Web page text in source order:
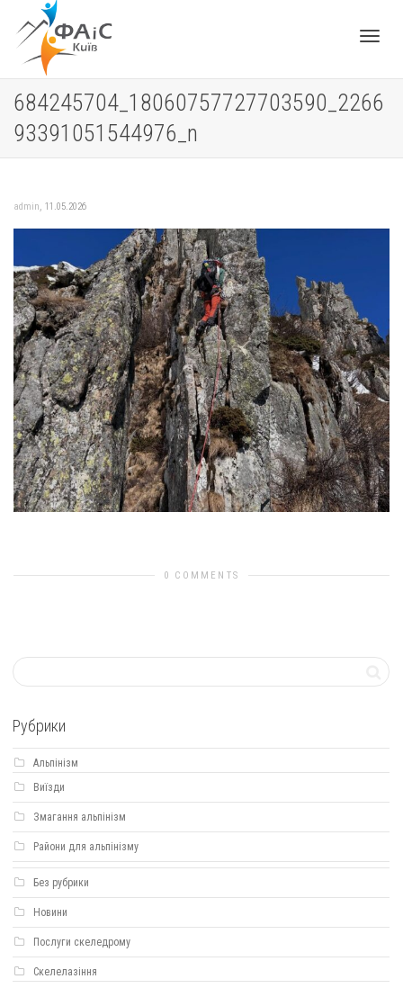
684245704_18060757727703590_2266
93391051544976_n
admin, 11.05.2026
0 COMMENTS
Рубрики
Альпінізм
Виїзди
Змагання альпінізм
Райони для альпінізму
Без рубрики
Новини
Послуги скеледрому
Скелелазіння